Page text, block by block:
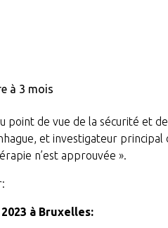
à 3 mois
point de vue de la sécurité et de
et investigateur principal
n’est approuvée ».
à Bruxelles: